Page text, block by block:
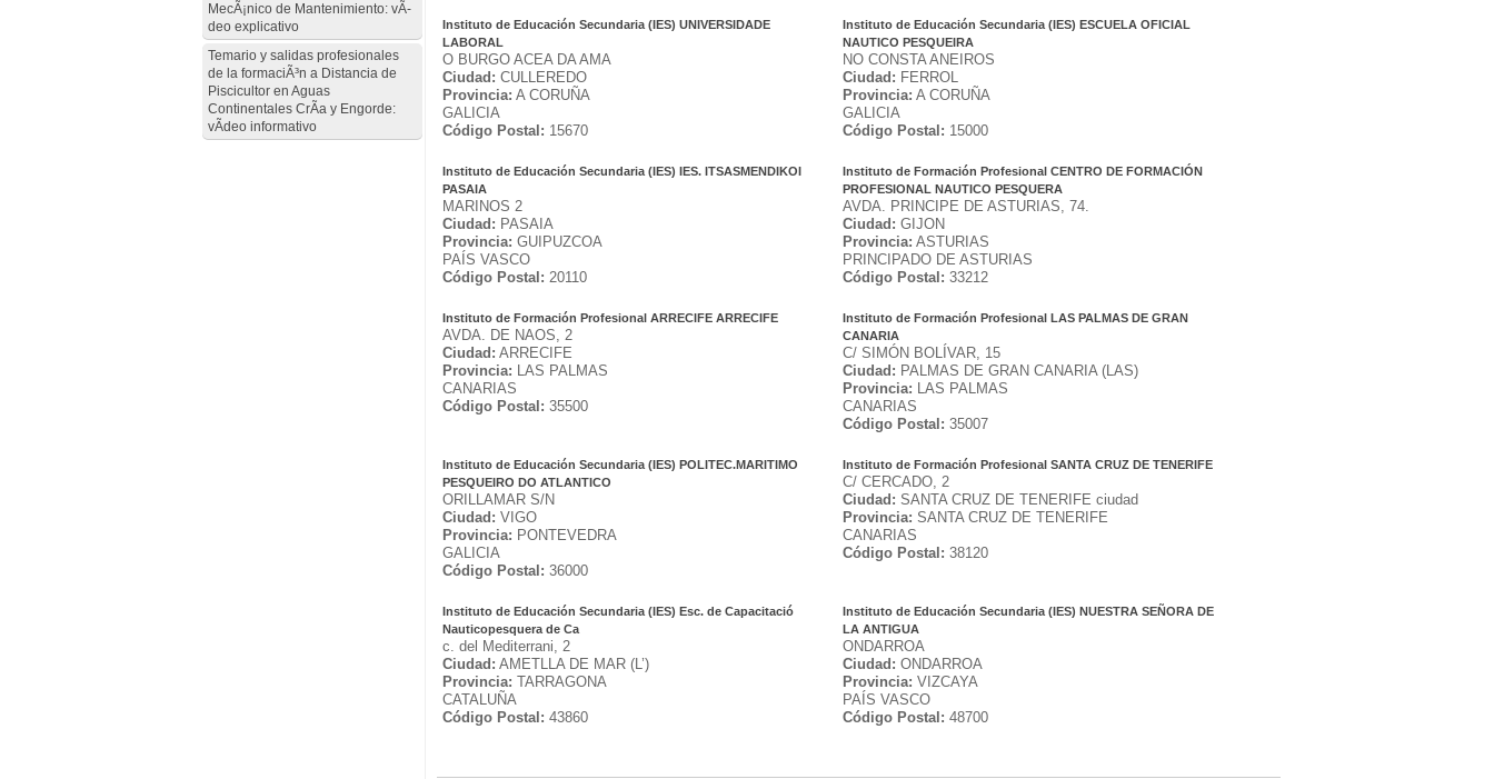
MecÃ¡nico de Mantenimiento: vÃ­
deo explicativo
Temario y salidas profesionales
de la formaciÃ³n a Distancia de
Piscicultor en Aguas
Continentales CrÃ­a y Engorde:
vÃ­deo informativo
Instituto de Educación Secundaria (IES) UNIVERSIDADE
LABORAL
O BURGO ACEA DA AMA
Ciudad: CULLEREDO
Provincia: A CORUÑA
GALICIA
Código Postal: 15670
Instituto de Educación Secundaria (IES) ESCUELA OFICIAL
NAUTICO PESQUEIRA
NO CONSTA ANEIROS
Ciudad: FERROL
Provincia: A CORUÑA
GALICIA
Código Postal: 15000
Instituto de Educación Secundaria (IES) IES. ITSASMENDIKOI
PASAIA
MARINOS 2
Ciudad: PASAIA
Provincia: GUIPUZCOA
PAÍS VASCO
Código Postal: 20110
Instituto de Formación Profesional CENTRO DE FORMACIÓN
PROFESIONAL NAUTICO PESQUERA
AVDA. PRINCIPE DE ASTURIAS, 74.
Ciudad: GIJON
Provincia: ASTURIAS
PRINCIPADO DE ASTURIAS
Código Postal: 33212
Instituto de Formación Profesional ARRECIFE ARRECIFE
AVDA. DE NAOS, 2
Ciudad: ARRECIFE
Provincia: LAS PALMAS
CANARIAS
Código Postal: 35500
Instituto de Formación Profesional LAS PALMAS DE GRAN
CANARIA
C/ SIMÓN BOLÍVAR, 15
Ciudad: PALMAS DE GRAN CANARIA (LAS)
Provincia: LAS PALMAS
CANARIAS
Código Postal: 35007
Instituto de Educación Secundaria (IES) POLITEC.MARITIMO
PESQUEIRO DO ATLANTICO
ORILLAMAR S/N
Ciudad: VIGO
Provincia: PONTEVEDRA
GALICIA
Código Postal: 36000
Instituto de Formación Profesional SANTA CRUZ DE TENERIFE
C/ CERCADO, 2
Ciudad: SANTA CRUZ DE TENERIFE ciudad
Provincia: SANTA CRUZ DE TENERIFE
CANARIAS
Código Postal: 38120
Instituto de Educación Secundaria (IES) Esc. de Capacitació
Nauticopesquera de Ca
c. del Mediterrani, 2
Ciudad: AMETLLA DE MAR (L’)
Provincia: TARRAGONA
CATALUÑA
Código Postal: 43860
Instituto de Educación Secundaria (IES) NUESTRA SEÑORA DE
LA ANTIGUA
ONDARROA
Ciudad: ONDARROA
Provincia: VIZCAYA
PAÍS VASCO
Código Postal: 48700